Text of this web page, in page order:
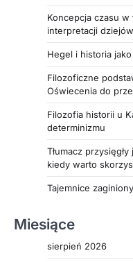
Koncepcja czasu
interpretacji dziejów
Hegel i historia
Filozoficzne
Oświecenia do
Filozofia historii u
determinizmu
Tłumacz
kiedy warto
Tajemnice
Miesiące
sierpień 2026